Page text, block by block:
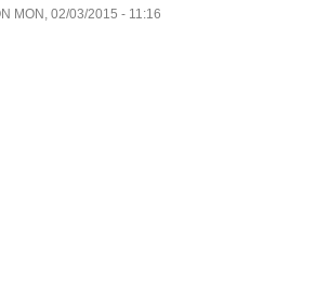
MON, 02/03/2015 - 11:16